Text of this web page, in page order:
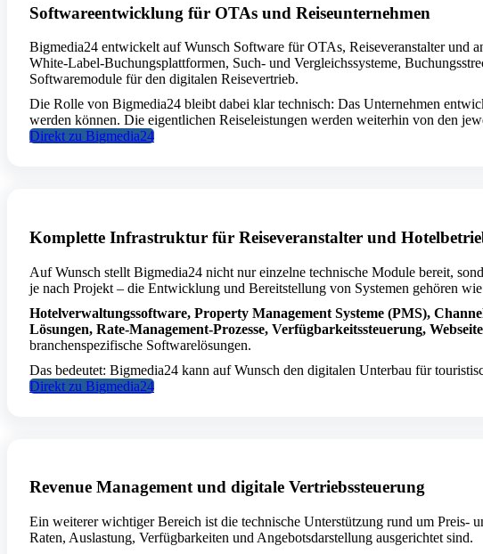
Softwareentwicklung für OTAs und Reiseunternehmen
Bigmedia24 entwickelt auf Wunsch Software für OTAs, Reiseveranstalter und
White-Label-Buchungsplattformen, Such- und Vergleichssysteme,
Softwaremodule für den digitalen Reisevertrieb.
Die Rolle von Bigmedia24 bleibt dabei klar technisch: Das Unternehmen
werden können. Die eigentlichen Reiseleistungen werden weiterhin von den
Direkt zu Bigmedia24
Komplette Infrastruktur für Reiseveranstalter und
Auf Wunsch stellt Bigmedia24 nicht nur einzelne technische Module bereit,
je nach Projekt – die Entwicklung und Bereitstellung von Systemen gehören
Hotelverwaltungssoftware, Property Management Systeme (PMS),
Lösungen, Rate-Management-Prozesse, Verfügbarkeitssteuerung,
branchenspezifische Softwarelösungen.
Das bedeutet: Bigmedia24 kann auf Wunsch den digitalen Unterbau für
Direkt zu Bigmedia24
Revenue Management und digitale Vertriebssteuerung
Ein weiterer wichtiger Bereich ist die technische Unterstützung rund um Preis-
Raten, Auslastung, Verfügbarkeiten und Angebotsdarstellung ausgerichtet sind.